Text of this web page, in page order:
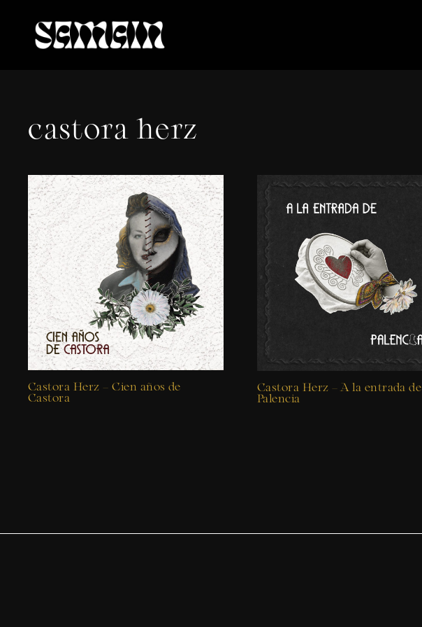
castora herz
Castora Herz – Cien años de
Castora
Castora Herz – A la entrada de
Palencia